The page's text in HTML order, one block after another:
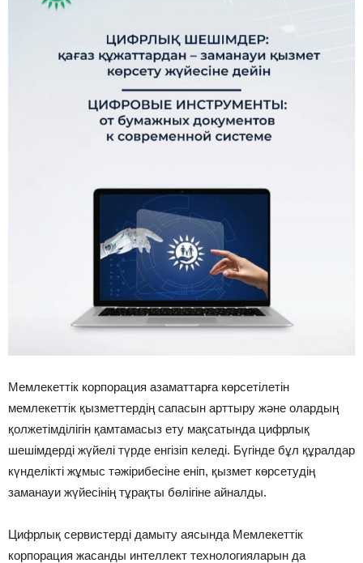
Мемлекеттік корпорация азаматтарға көрсетілетін
мемлекеттік қызметтердің сапасын арттыру және олардың
қолжетімділігін қамтамасыз ету мақсатында цифрлық
шешімдерді жүйелі түрде енгізіп келеді. Бүгінде бұл құралдар
күнделікті жұмыс тәжірибесіне еніп, қызмет көрсетудің
заманауи жүйесінің тұрақты бөлігіне айналды.
Цифрлық сервистерді дамыту аясында Мемлекеттік
корпорация жасанды интеллект технологияларын да